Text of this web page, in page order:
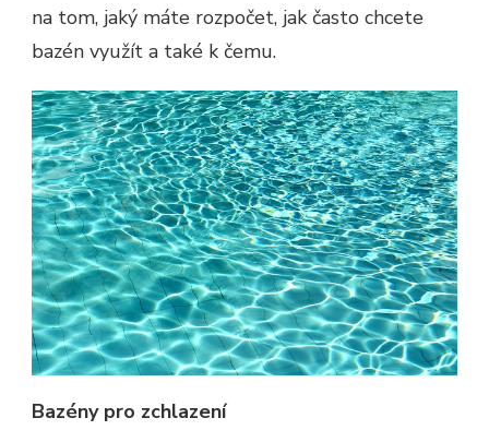
na tom, jaký máte rozpočet, jak často chcete
bazén využít a také k čemu.
Bazény pro zchlazení